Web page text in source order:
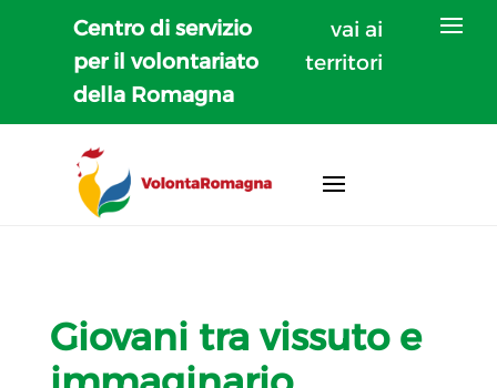
Centro di servizio
per il volontariato
della Romagna
vai ai
territori
Giovani tra vissuto e